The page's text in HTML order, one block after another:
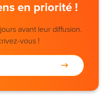
en priorité !
avant leur diffusion.
vous !